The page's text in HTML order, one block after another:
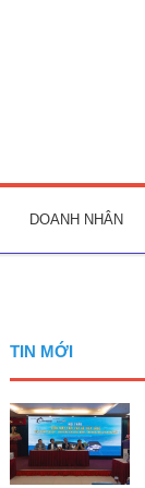
DOANH NHÂN
TIN MỚI